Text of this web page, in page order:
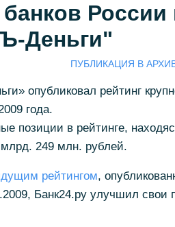
России
Деньги"
ПУБЛИКАЦИЯ В
опубликовал рейтинг
года.
позиции в рейтинге,
млрд. 249 млн. рублей.
рейтингом,
Банк24.ру улучшил свои